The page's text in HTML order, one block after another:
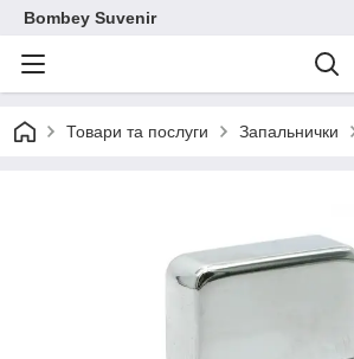
Bombey Suvenir
Товари та послуги Запальнички